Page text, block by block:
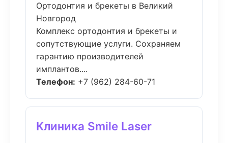
Ортодонтия и брекеты в Великий
Новгород
Комплекс ортодонтия и брекеты и
сопутствующие услуги. Сохраняем
гарантию производителей
имплантов....
Телефон: +7 (962) 284-60-71
Клиника Smile Laser